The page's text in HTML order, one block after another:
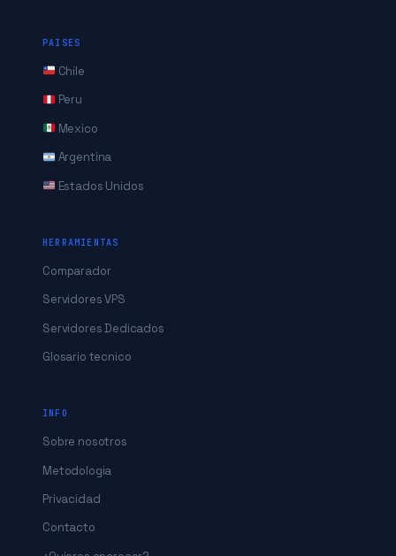
PAISES
Chile
Peru
Mexico
Argentina
Estados Unidos
HERRAMIENTAS
Comparador
Servidores VPS
Servidores Dedicados
Glosario tecnico
INFO
Sobre nosotros
Metodologia
Privacidad
Contacto